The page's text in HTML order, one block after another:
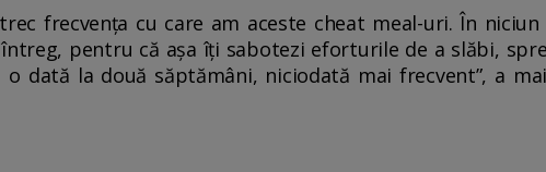
frecvența cu care am aceste cheat meal-uri. În
pentru că așa îți sabotezi eforturile de a slăbi,
dată la două săptămâni, niciodată mai frecvent”, a